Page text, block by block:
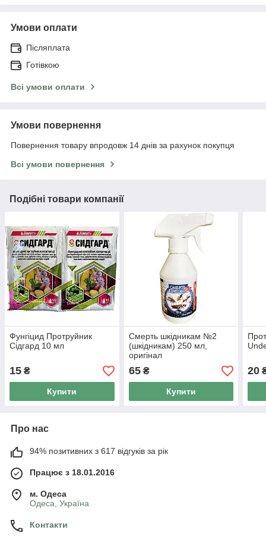
Умови оплати
Післяплата
Готівкою
Всі умови оплати
Умови повернення
Повернення товару впродовж 14 днів за рахунок покупця
Всі умови повернення
Подібні товари компанії
Фунгіцид Протруйник
Сідгард 10 мл
15 ₴
Купити
Смерть шкідникам №2
(шкідникам) 250 мл,
оригінал
65₴
Купити
20
Про нас
94% позитивних з 617 відгуків за рік
Працює з 18.01.2016
м. Одеса
Одеса, Україна
Контакти